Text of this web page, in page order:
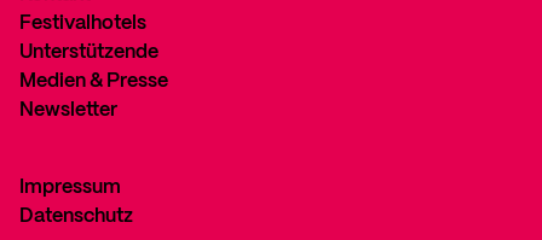
Festivalhotels
Unterstützende
Medien & Presse
Newsletter
Impressum
Datenschutz